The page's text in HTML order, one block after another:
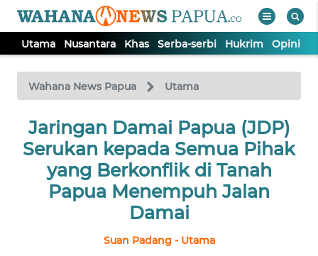
Utama Nusantara Khas Serba-serbi Hukrim Opini
Wahana News Papua Utama
Jaringan Damai Papua (JDP)
Serukan kepada Semua Pihak
yang Berkonflik di Tanah
Papua Menempuh Jalan
Damai
Suan Padang - Utama
TV
Tutup
UTAMA
NUSANTARA